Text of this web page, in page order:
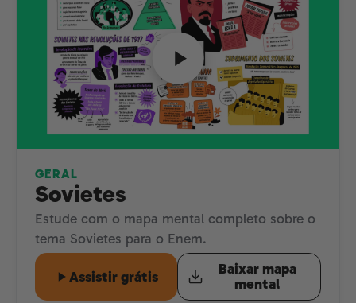
GERAL
Sovietes
Estude com o mapa mental completo sobre o
tema Sovietes para o Enem.
Assistir grátis
Baixar mapa
mental